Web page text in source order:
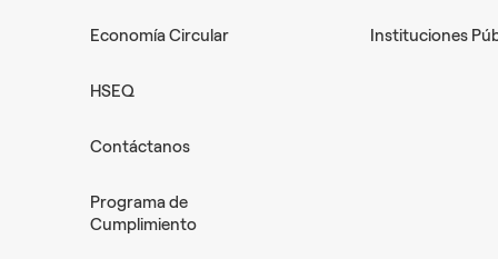
Economía Circular
HSEQ
Contáctanos
Programa de
Cumplimiento
Instituciones